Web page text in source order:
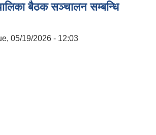
बैठक सञ्चालन सम्बन्धि
05/19/2026 - 12:03